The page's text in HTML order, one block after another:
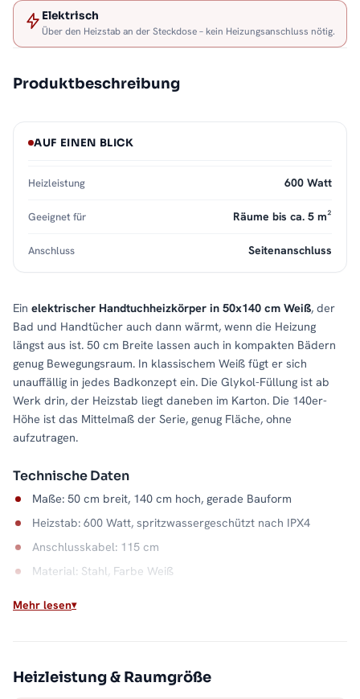
Elektrisch
Über den Heizstab an der Steckdose – kein Heizungsanschluss nötig.
Produktbeschreibung
Ein elektrischer Handtuchheizkörper in 50x140 cm Weiß, der
Bad und Handtücher auch dann wärmt, wenn die Heizung
längst aus ist. 50 cm Breite lassen auch in kompakten Bädern
genug Bewegungsraum. In klassischem Weiß fügt er sich
unauffällig in jedes Badkonzept ein. Die Glykol-Füllung ist ab
Werk drin, der Heizstab liegt daneben im Karton. Die 140er-
Höhe ist das Mittelmaß der Serie, genug Fläche, ohne
aufzutragen.
Technische Daten
Maße: 50 cm breit, 140 cm hoch, gerade Bauform
Heizstab: 600 Watt, spritzwassergeschützt nach IPX4
Anschlusskabel: 115 cm
Material: Stahl, Farbe Weiß
warm, wenn die Zentralheizung aus ist: im Sommer, in der
AUF EINEN BLICK
Heizleistung 600 Watt
Geeignet für Räume bis ca. 5 m²
Anschluss Seitenanschluss
Mehr lesen
Heizleistung & Raumgröße